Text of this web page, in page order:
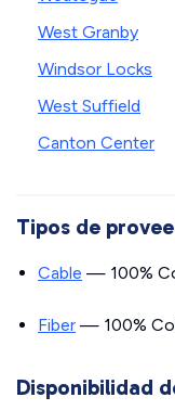
West Granby
Windsor Locks
West Suffield
Canton Center
Tipos de
Cable — 100%
Fiber — 100%
Disponibilidad